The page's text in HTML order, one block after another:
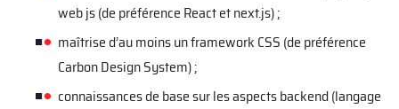
web js (de préférence React et next.js) ;
maîtrise d’au moins un framework CSS (de préférence
Carbon Design System) ;
connaissances de base sur les aspects backend (langage